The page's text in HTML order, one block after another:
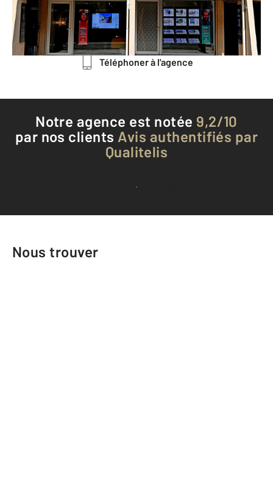
Envoyer un message
Téléphoner à l'agence
Notre agence est notée 9,2/10
par nos clients Avis authentifiés par
Qualitelis
Voir tous les avis clients
Nous trouver